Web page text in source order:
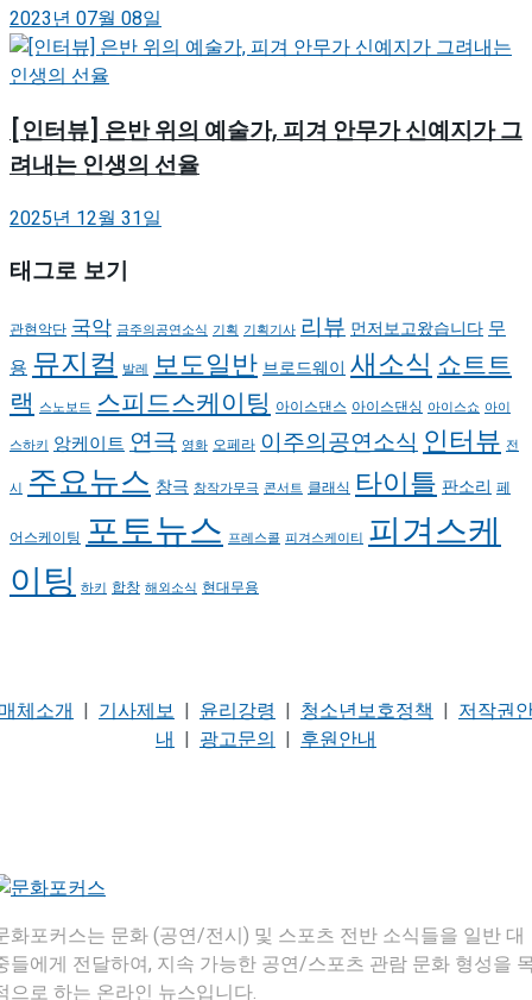
2023년 07월 08일
[인터뷰] 은반 위의 예술가, 피겨 안무가 신예지가 그
려내는 인생의 선율
2025년 12월 31일
태그로 보기
관현악단 국악 금주의공연소식 기획 기획기사 리뷰 먼저보고왔습니다 무
용 뮤지컬 발레 보도일반 브로드웨이 새소식쇼트트
랙 스노보드 스피드스케이팅 아이스댄스 아이스댄싱 아이스쇼 아이
스하키 앙케이트 연극 영화 오페라 이주의공연소식 인터뷰 전
시 주요뉴스 창극 창작가무극 콘서트 클래식 타이틀 판소리 페
어스케이팅 포토뉴스 프레스콜 피겨스케이티 피겨스케
이팅 하키 합창 해외소식 현대무용
체소개 | 기사제보 | 윤리강령 | 청소년보호정책 | 저작권
내 | 광고문의 | 후원안내
화포커스는 문화 (공연/전시) 및 스포츠 전반 소식들을 일반 대
들에게 전달하여, 지속 가능한 공연/스포츠 관람 문화 형성을
으로 하는 온라인 뉴스입니다.